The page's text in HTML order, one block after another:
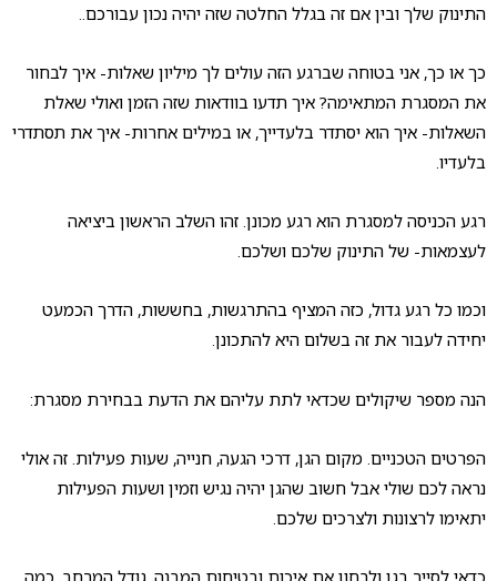
התינוק שלך ובין אם זה בגלל החלטה שזה יהיה נכון עבורכם..
כך או כך, אני בטוחה שברגע הזה עולים לך מיליון שאלות- איך לבחור
את המסגרת המתאימה? איך תדעו בוודאות שזה הזמן ואולי שאלת
השאלות- איך הוא יסתדר בלעדייך, או במילים אחרות- איך את תסתדרי
בלעדיו.
רגע הכניסה למסגרת הוא רגע מכונן. זהו השלב הראשון ביציאה
לעצמאות- של התינוק שלכם ושלכם.
וכמו כל רגע גדול, כזה המציף בהתרגשות, בחששות, הדרך הכמעט
יחידה לעבור את זה בשלום היא להתכונן.
הנה מספר שיקולים שכדאי לתת עליהם את הדעת בבחירת מסגרת:
הפרטים הטכניים. מקום הגן, דרכי הגעה, חנייה, שעות פעילות. זה אולי
נראה לכם שולי אבל חשוב שהגן יהיה נגיש וזמין ושעות הפעילות
יתאימו לרצונות ולצרכים שלכם.